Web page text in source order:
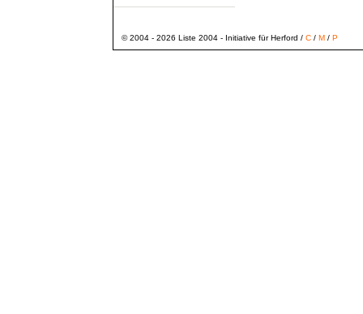
© 2004 - 2026 Liste 2004 - Initiative für Herford / C/ M/ P